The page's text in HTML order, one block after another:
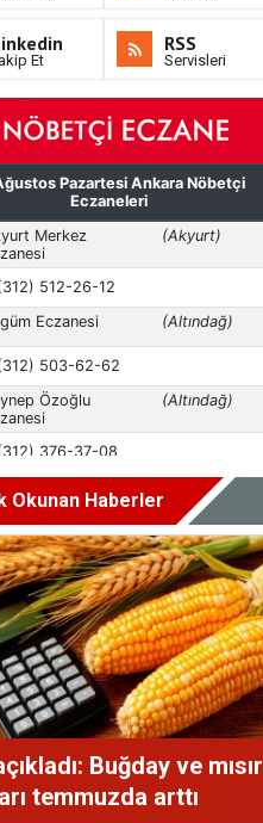
Et
RSS
Servisleri
Okunan Haberler
Buğday ve mısır
temmuzda arttı